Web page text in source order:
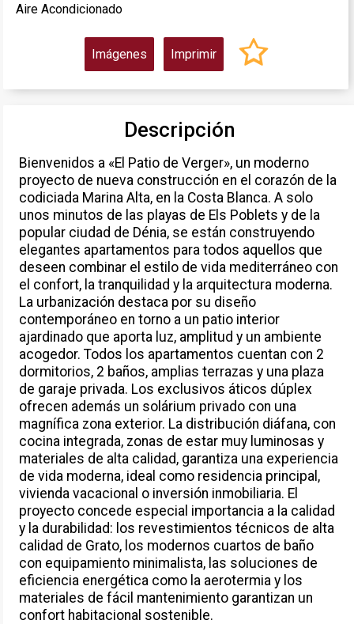
Aire Acondicionado
Imágenes Imprimir
Descripción
Bienvenidos a «El Patio de Verger», un moderno
proyecto de nueva construcción en el corazón de la
codiciada Marina Alta, en la Costa Blanca. A solo
unos minutos de las playas de Els Poblets y de la
popular ciudad de Dénia, se están construyendo
elegantes apartamentos para todos aquellos que
deseen combinar el estilo de vida mediterráneo con
el confort, la tranquilidad y la arquitectura moderna.
La urbanización destaca por su diseño
contemporáneo en torno a un patio interior
ajardinado que aporta luz, amplitud y un ambiente
acogedor. Todos los apartamentos cuentan con 2
dormitorios, 2 baños, amplias terrazas y una plaza
de garaje privada. Los exclusivos áticos dúplex
ofrecen además un solárium privado con una
magnífica zona exterior. La distribución diáfana, con
cocina integrada, zonas de estar muy luminosas y
materiales de alta calidad, garantiza una experiencia
de vida moderna, ideal como residencia principal,
vivienda vacacional o inversión inmobiliaria. El
proyecto concede especial importancia a la calidad
y la durabilidad: los revestimientos técnicos de alta
calidad de Grato, los modernos cuartos de baño
con equipamiento minimalista, las soluciones de
eficiencia energética como la aerotermia y los
materiales de fácil mantenimiento garantizan un
confort habitacional sostenible.